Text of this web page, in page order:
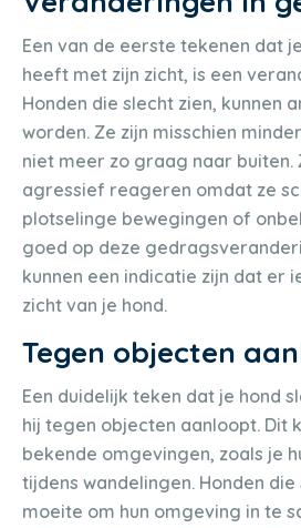
Een van de eerste tekenen dat
heeft met zijn zicht, is een
Honden die slecht zien, kunnen
worden. Ze zijn misschien
niet meer zo graag naar buiten.
agressief reageren omdat ze
plotselinge bewegingen of
goed op deze
kunnen een indicatie zijn dat er
zicht van je hond.
Tegen objecten
Een duidelijk teken dat je hond
hij tegen objecten aanloopt. Dit
bekende omgevingen, zoals je
tijdens wandelingen. Honden
moeite om hun omgeving in te